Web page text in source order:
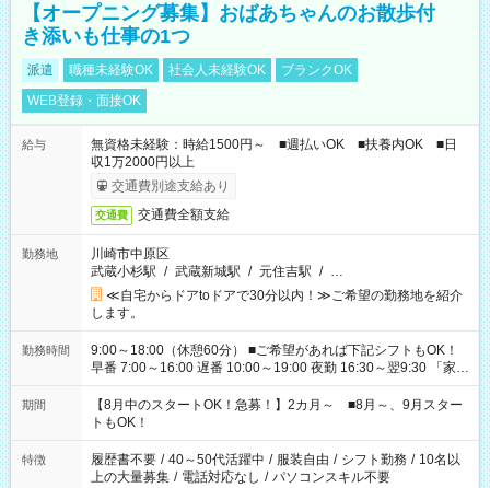
【オープニング募集】おばあちゃんのお散歩付
き添いも仕事の1つ
派遣 職種未経験OK 社会人未経験OK
ブランクOK
WEB登録・面接OK
給与
無資格未経験：時給1500円～ ■週払いOK ■扶養内OK ■日
収1万2000円以上
交通費別途支給あり
交通費 交通費全額支給
勤務地
川崎市中原区
武蔵小杉駅 / 武蔵新城駅 / 元住吉駅 / …
≪自宅からドアtoドアで30分以内！≫ご希望の勤務地を紹介
します。
勤務時間
9:00～18:00（休憩60分） ■ご希望があれば下記シフトもOK！
早番 7:00～16:00 遅番 10:00～19:00 夜勤 16:30～翌9:30 「家族
と休みを合わせたい」 「余裕を持って夕飯の準備がしたい」
「できれば残業はしたくない」 など、ご希望を教えてください
ね。 ※Wワーク希望の方へ 今ご覧のお仕事で希望する勤務時間
と、もう1つのお仕事の勤務時間。 合計で週40時間を超える場
合は応募できません。
期間
【8月中のスタートOK！急募！】2カ月～ ■8月～、9月スター
トもOK！
特徴 履歴書不要 / 40～50代活躍中 / 服装自由 / シフト勤務 / 10名以
上の大量募集 / 電話対応なし / パソコンスキル不要